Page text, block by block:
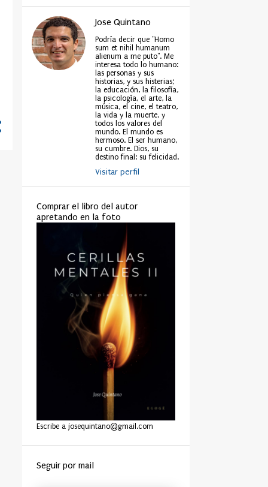
Jose Quintano
Podría decir que "Homo
sum et nihil humanum
alienum a me puto". Me
interesa todo lo humano:
las personas y sus
historias, y sus histerias;
la educación, la filosofía,
la psicología, el arte, la
música, el cine, el teatro,
la vida y la muerte, y
todos los valores del
mundo. El mundo es
hermoso. El ser humano,
su cumbre. Dios, su
destino final: su felicidad.
Visitar perfil
Comprar el libro del autor
apretando en la foto
Escribe a josequintano@gmail.com
Seguir por mail